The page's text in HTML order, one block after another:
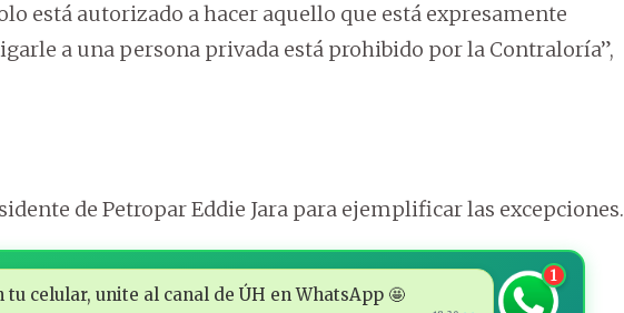
está autorizado a hacer aquello que está expresamente
a una persona privada está prohibido por la Contraloría”,
de Petropar Eddie Jara para ejemplificar las excepciones.
tu celular, unite al canal de ÚH en WhatsApp 🤩
1